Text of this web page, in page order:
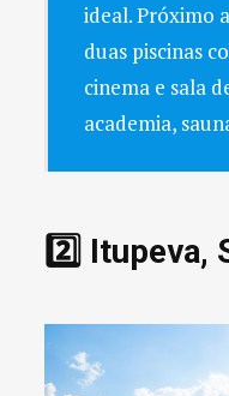
ideal. Próximo
duas piscinas
cinema e sala
academia,
2️⃣ Itupeva,